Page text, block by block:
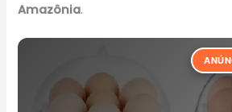
Amazônia.
Fichas para Treino